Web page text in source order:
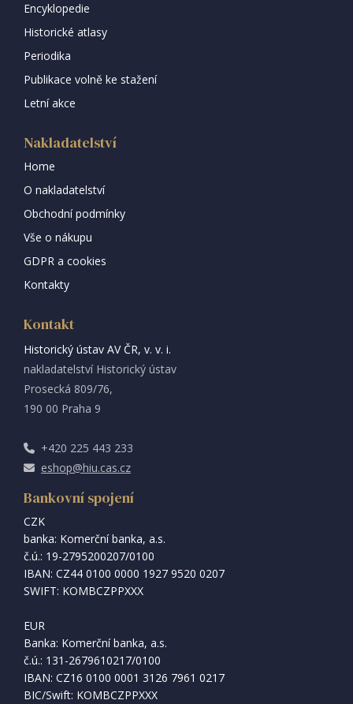
Encyklopedie
Historické atlasy
Periodika
Publikace volně ke stažení
Letní akce
Nakladatelství
Home
O nakladatelství
Obchodní podmínky
Vše o nákupu
GDPR a cookies
Kontakty
Kontakt
Historický ústav AV ČR, v. v. i.
nakladatelství Historický ústav
Prosecká 809/76,
190 00 Praha 9
+420 225 443 233
eshop@hiu.cas.cz
Bankovní spojení
CZK
banka: Komerční banka, a.s.
č.ú.: 19-2795200207/0100
IBAN: CZ44 0100 0000 1927 9520 0207
SWIFT: KOMBCZPPXXX
EUR
Banka: Komerční banka, a.s.
č.ú.: 131-2679610217/0100
IBAN: CZ16 0100 0001 3126 7961 0217
BIC/Swift: KOMBCZPPXXX